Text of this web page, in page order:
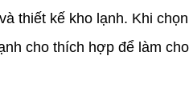
thiết kế kho lạnh. Khi
cho thích hợp để làm cho